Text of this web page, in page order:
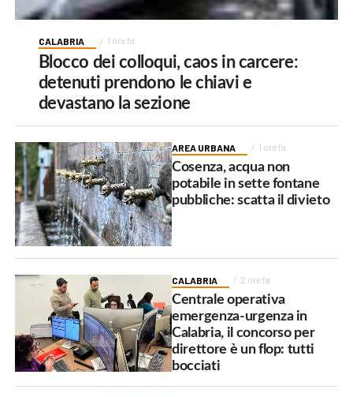
CALABRIA 1 ora fa
Blocco dei colloqui, caos in carcere:
detenuti prendono le chiavi e
devastano la sezione
AREA URBANA 1 ora fa
Cosenza, acqua non
potabile in sette fontane
pubbliche: scatta il divieto
CALABRIA 2 ore fa
Centrale operativa
emergenza-urgenza in
Calabria, il concorso per
direttore è un flop: tutti
bocciati